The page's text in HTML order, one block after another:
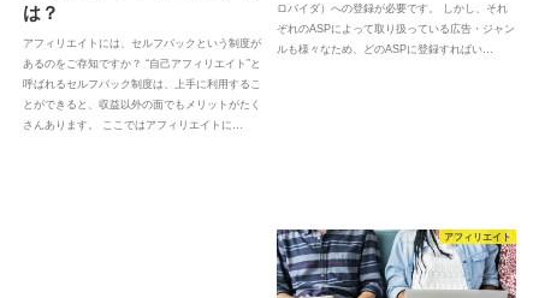
ロバイダ）への登録が必要です。 しかし、それ
ぞれのASPによって取り扱っている広告・ジャン
ルも様々なため、どのASPに登録すればい…
は？
アフィリエイトには、セルフバックという制度が
あるのをご存知ですか？ “自己アフィリエイト”と
呼ばれるセルフバック制度は、上手に利用するこ
とができると、収益以外の面でもメリットがたく
さんあります。 ここではアフィリエイトに…
アフィリエイト